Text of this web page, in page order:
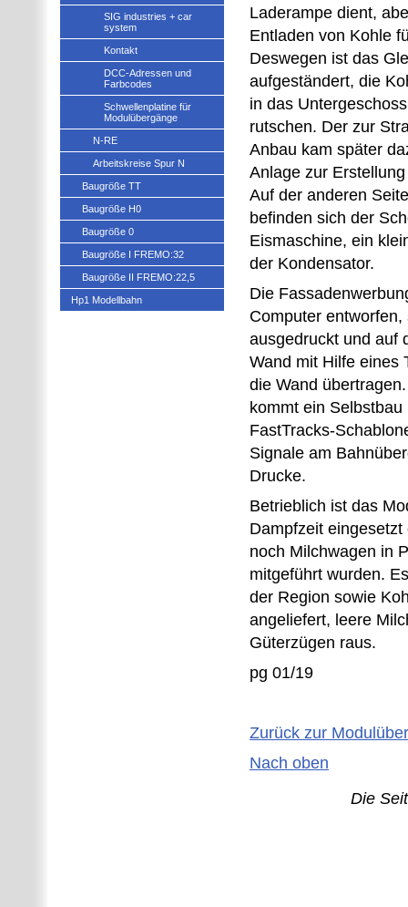
Laderampe dient,
Entladen von Kohle
Deswegen ist das
aufgeständert, die
in das
rutschen. Der zur
Anbau kam später
Anlage zur
Auf der anderen
befinden sich der
Eismaschine, ein
der Kondensator.
Die
Computer
ausgedruckt und auf
Wand mit Hilfe eines
die Wand
kommt ein Selbstbau
FastTracks-
Signale am
Drucke.
Betrieblich ist das
Dampfzeit
noch Milchwagen in
mitgeführt wurden.
der Region sowie
angeliefert, leere
Güterzügen raus.
pg 01/19
Zurück zur
Nach oben
Die
SIG industries + car
system
Kontakt
DCC-Adressen und
Farbcodes
Schwellenplatine für
Modulübergänge
N-RE
Arbeitskreise Spur N
Baugröße TT
Baugröße H0
Baugröße 0
Baugröße I FREMO:32
Baugröße II FREMO:22,5
Hp1 Modellbahn